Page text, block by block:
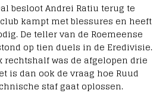
besloot Andrei Ratiu terug te
kampt met blessures en heeft
De teller van de Roemeense
op tien duels in de Eredivisie.
rechtshalf was de afgelopen drie
is dan ook de vraag hoe Ruud
staf gaat oplossen.